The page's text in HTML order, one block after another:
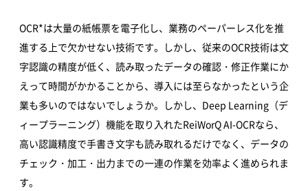
OCR*は大量の紙帳票を電子化し、業務のペーパーレス化を推
進する上で欠かせない技術です。しかし、従来のOCR技術は文
字認識の精度が低く、読み取ったデータの確認・修正作業にか
えって時間がかかることから、導入には至らなかったという企
業も多いのではないでしょうか。しかし、Deep Learning（デ
ィープラーニング）機能を取り入れたReiWorQ AI-OCRなら、
高い認識精度で手書き文字も読み取れるだけでなく、データの
チェック・加工・出力までの一連の作業を効率よく進められま
す。